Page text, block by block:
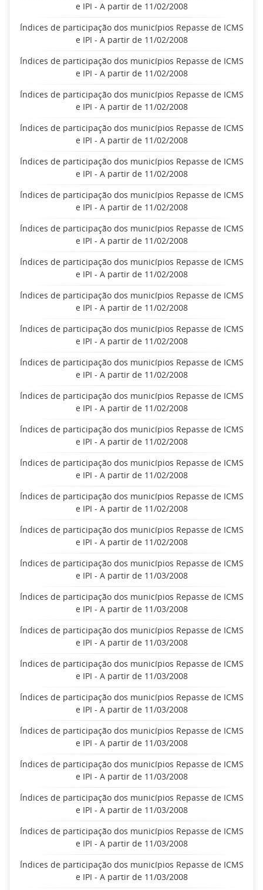
e IPI - A partir de 11/02/2008
Índices de participação dos municípios Repasse de ICMS
e IPI - A partir de 11/02/2008
Índices de participação dos municípios Repasse de ICMS
e IPI - A partir de 11/02/2008
Índices de participação dos municípios Repasse de ICMS
e IPI - A partir de 11/02/2008
Índices de participação dos municípios Repasse de ICMS
e IPI - A partir de 11/02/2008
Índices de participação dos municípios Repasse de ICMS
e IPI - A partir de 11/02/2008
Índices de participação dos municípios Repasse de ICMS
e IPI - A partir de 11/02/2008
Índices de participação dos municípios Repasse de ICMS
e IPI - A partir de 11/02/2008
Índices de participação dos municípios Repasse de ICMS
e IPI - A partir de 11/02/2008
Índices de participação dos municípios Repasse de ICMS
e IPI - A partir de 11/02/2008
Índices de participação dos municípios Repasse de ICMS
e IPI - A partir de 11/02/2008
Índices de participação dos municípios Repasse de ICMS
e IPI - A partir de 11/02/2008
Índices de participação dos municípios Repasse de ICMS
e IPI - A partir de 11/02/2008
Índices de participação dos municípios Repasse de ICMS
e IPI - A partir de 11/02/2008
Índices de participação dos municípios Repasse de ICMS
e IPI - A partir de 11/02/2008
Índices de participação dos municípios Repasse de ICMS
e IPI - A partir de 11/02/2008
Índices de participação dos municípios Repasse de ICMS
e IPI - A partir de 11/02/2008
Índices de participação dos municípios Repasse de ICMS
e IPI - A partir de 11/03/2008
Índices de participação dos municípios Repasse de ICMS
e IPI - A partir de 11/03/2008
Índices de participação dos municípios Repasse de ICMS
e IPI - A partir de 11/03/2008
Índices de participação dos municípios Repasse de ICMS
e IPI - A partir de 11/03/2008
Índices de participação dos municípios Repasse de ICMS
e IPI - A partir de 11/03/2008
Índices de participação dos municípios Repasse de ICMS
e IPI - A partir de 11/03/2008
Índices de participação dos municípios Repasse de ICMS
e IPI - A partir de 11/03/2008
Índices de participação dos municípios Repasse de ICMS
e IPI - A partir de 11/03/2008
Índices de participação dos municípios Repasse de ICMS
e IPI - A partir de 11/03/2008
Índices de participação dos municípios Repasse de ICMS
e IPI - A partir de 11/03/2008